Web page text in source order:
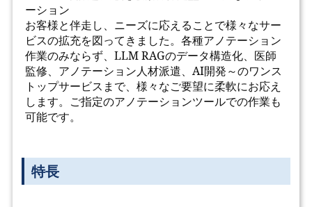
ーション
お客様と伴走し、ニーズに応えることで様々なサー
ビスの拡充を図ってきました。各種アノテーション
作業のみならず、LLM RAGのデータ構造化、医師
監修、アノテーション人材派遣、AI開発～のワンス
トップサービスまで、様々なご要望に柔軟にお応え
します。ご指定のアノテーションツールでの作業も
可能です。
特長